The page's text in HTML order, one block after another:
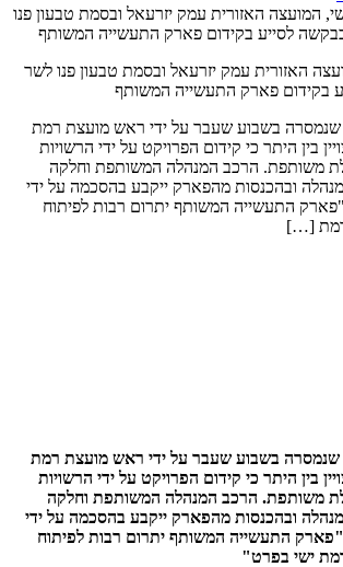
המועצה האזורית עמק יזרעאל ובסמת טבעון פנו
לסייע בקידום פארק התעשייה המשותף
האזורית עמק יזרעאל ובסמת טבעון פנו לשר
בקידום פארק התעשייה המשותף
שנמסרה בשבוע שעבר על ידי ראש מועצת רמת
בין היתר כי קידום הפרויקט על ידי הרשויות
משותפת. הרכב המנהלה המשותפת וחלקה
ובהכנסות מהפארק ייקבע בהסכמה על ידי
התעשייה המשותף יתרום רבות לפיתוח
[…]
שנמסרה בשבוע שעבר על ידי ראש מועצת רמת
בין היתר כי קידום הפרויקט על ידי הרשויות
משותפת. הרכב המנהלה המשותפת וחלקה
ובהכנסות מהפארק ייקבע בהסכמה על ידי
"פארק התעשייה המשותף יתרום רבות לפיתוח
ישי בפרט"